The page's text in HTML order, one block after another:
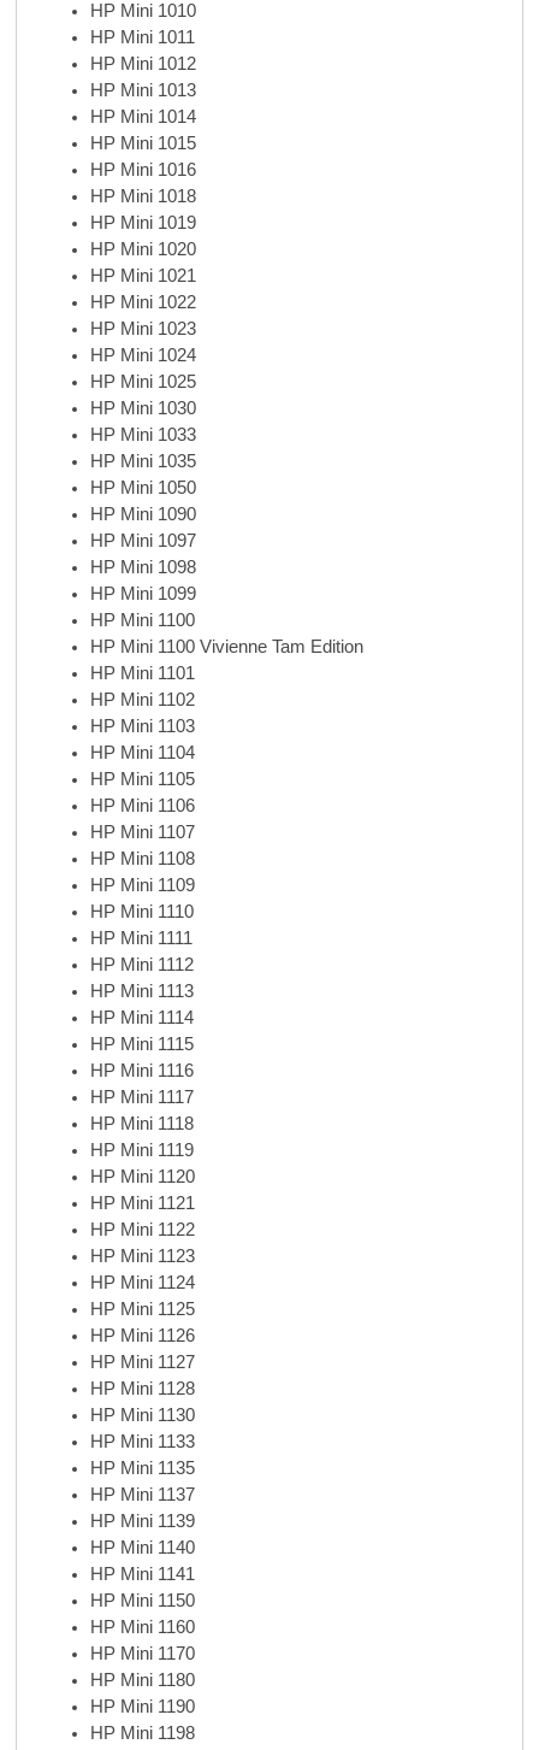
HP Mini 1010
HP Mini 1011
HP Mini 1012
HP Mini 1013
HP Mini 1014
HP Mini 1015
HP Mini 1016
HP Mini 1018
HP Mini 1019
HP Mini 1020
HP Mini 1021
HP Mini 1022
HP Mini 1023
HP Mini 1024
HP Mini 1025
HP Mini 1030
HP Mini 1033
HP Mini 1035
HP Mini 1050
HP Mini 1090
HP Mini 1097
HP Mini 1098
HP Mini 1099
HP Mini 1100
HP Mini 1100 Vivienne Tam Edition
HP Mini 1101
HP Mini 1102
HP Mini 1103
HP Mini 1104
HP Mini 1105
HP Mini 1106
HP Mini 1107
HP Mini 1108
HP Mini 1109
HP Mini 1110
HP Mini 1111
HP Mini 1112
HP Mini 1113
HP Mini 1114
HP Mini 1115
HP Mini 1116
HP Mini 1117
HP Mini 1118
HP Mini 1119
HP Mini 1120
HP Mini 1121
HP Mini 1122
HP Mini 1123
HP Mini 1124
HP Mini 1125
HP Mini 1126
HP Mini 1127
HP Mini 1128
HP Mini 1130
HP Mini 1133
HP Mini 1135
HP Mini 1137
HP Mini 1139
HP Mini 1140
HP Mini 1141
HP Mini 1150
HP Mini 1160
HP Mini 1170
HP Mini 1180
HP Mini 1190
HP Mini 1198